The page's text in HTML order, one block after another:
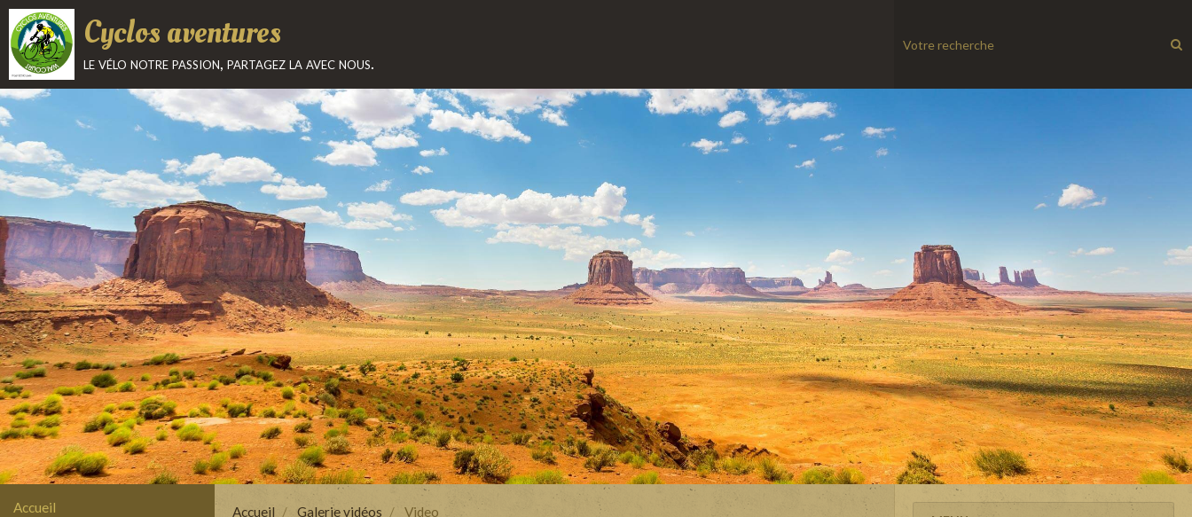
Cyclos aventures
le vélo notre passion, partagez la avec nous.
Accueil Accueil Galerie vidéos Video